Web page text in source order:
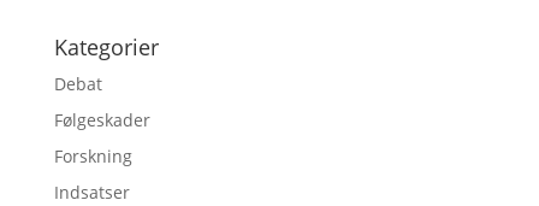
Kategorier
Debat
Følgeskader
Forskning
Indsatser